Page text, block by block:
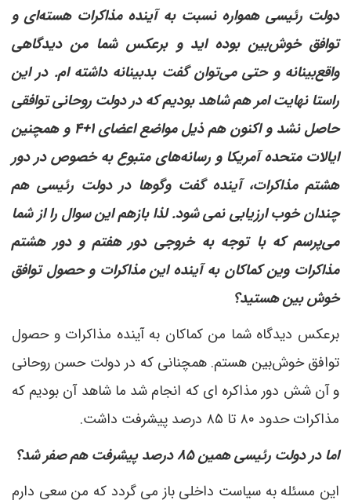
دولت رئیسی همواره نسبت به آینده مذاکرات هسته‌ای و
توافق خوش‌بین بوده اید و برعکس شما من دیدگاهی
واقع‌بینانه و حتی می‌توان گفت بدبینانه داشته ام. در این
راستا نهایت امر هم شاهد بودیم که در دولت روحانی توافقی
حاصل نشد و اکنون هم ذیل مواضع اعضای ۱+۴ و همچنین
ایالات متحده آمریکا و رسانه‌های متبوع به خصوص در دور
هشتم مذاکرات، آینده گفت وگوها در دولت رئیسی هم
چندان خوب ارزیابی نمی شود. لذا بازهم این سوال را از شما
می‌پرسم که با توجه به خروجی دور هفتم و دور هشتم
مذاکرات وین کماکان به آینده این مذاکرات و حصول توافق
خوش بین هستید؟
برعکس دیدگاه شما من کماکان به آینده مذاکرات و حصول
توافق خوش‌بین هستم. همچنانی که در دولت حسن روحانی
و آن شش دور مذاکره ای که انجام شد ما شاهد آن بودیم که
مذاکرات حدود ۸۰ تا ۸۵ درصد پیشرفت داشت.
اما در دولت رئیسی همین ۸۵ درصد پیشرفت هم صفر شد؟
این مسئله به سیاست داخلی باز می گردد که من سعی دارم